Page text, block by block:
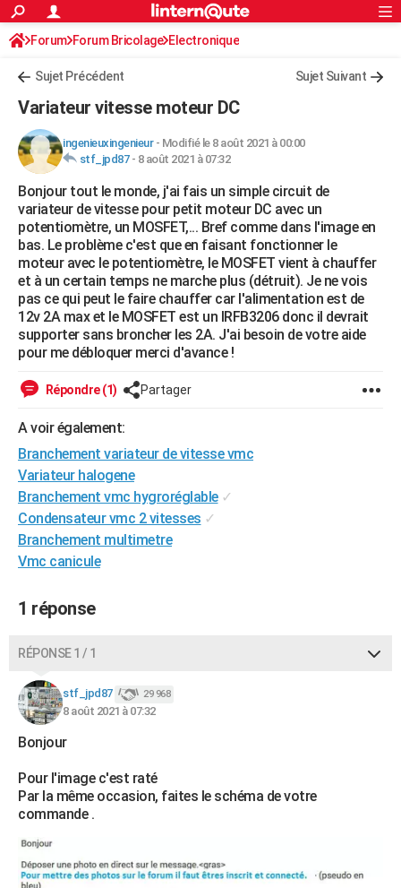
ACTUALITÉS
Politique
Société
Faits Divers
Education
Monde
Villes
+
FINANCE
Retraite
Impôts
Epargne
Immobilier
Risques naturels par ville
Banque
Assurance
Crédit
AUTO
Essais
Réserver un essai
Citadines
Berlines
SUV
Forum auto
+HIGH-TECH
Mobiles
Meilleur smartphone
Internet
Ordinateurs
Jeux vidéo
Guide high-tech
+BRICOLAGE
Forum
Aménagement intérieur
Extérieur
Cuisine
Salle de bains
Jardinage
Rangement
WEEK-END
Guides de France
Escapades
Patrimoine
Expositions
Musées
Week-end nature
+LIFESTYLE
Art de vivre
Bien-être
Loisirs
Mode
Modes de vie
SANTE
Alimentation
Guide de la santé
Maladies
Médicaments
Sommeil
VOYAGE
Destinations
City break
Voyage nature
Voyage de noces
Forum
Climat
PHOTO
GUIDES D'ACHAT
BONS PLANS
CARTE DE VOEUX
Carte de Noël
Carte Bonne année
Carte Saint-Valentin
Carte Pâques
Carte d'anniversaire
DICTIONNAIRE
Dictionnaire
Biographies
Citations
Expressions
Proverbes
PROGRAMME TV
AVIS DE DÉCÈS
FORUM
Bricolage
Lifestyle
Culture
Sport
Auto
Television
Voyage
Cinema
S'inscrire
Connexion
Forum Forum Bricolage Electronique
Sujet Précédent Sujet Suivant
Variateur vitesse moteur DC
ingenieuxingenieur- Modifié le 8 août 2021 à 00:00
stf_jpd87- 8 août 2021 à 07:32
Bonjour tout le monde, j'ai fais un simple circuit de
variateur de vitesse pour petit moteur DC avec un
potentiomètre, un MOSFET,... Bref comme dans l'image en
bas. Le problème c'est que en faisant fonctionner le
moteur avec le potentiomètre, le MOSFET vient à chauffer
et à un certain temps ne marche plus (détruit). Je ne vois
pas ce qui peut le faire chauffer car l'alimentation est de
12v 2A max et le MOSFET est un IRFB3206 donc il devrait
supporter sans broncher les 2A. J'ai besoin de votre aide
pour me débloquer merci d'avance !
Répondre (1) Partager
A voir également:
Branchement variateur de vitesse vmc
Variateur halogene
Branchement vmc hygroréglable ✓
Condensateur vmc 2 vitesses ✓
Branchement multimetre
Vmc canicule
1 réponse
RÉPONSE 1 / 1
stf_jpd87 29 968
8 août 2021 à 07:32
Bonjour
Pour l'image c'est raté
Par la même occasion, faites le schéma de votre
commande .